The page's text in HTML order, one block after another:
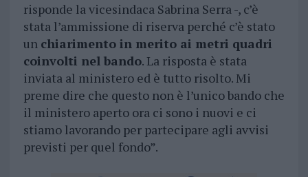
risponde la vicesindaca Sabrina Serra -, c’è
stata l’ammissione di riserva perché c’è stato
un chiarimento in merito ai metri quadri
coinvolti nel bando. La risposta è stata
inviata al ministero ed è tutto risolto. Mi
preme dire che questo non è l’unico bando che
il ministero aperto ora ci sono i nuovi e ci
stiamo lavorando per partecipare agli avvisi
previsti per quel fondo”.